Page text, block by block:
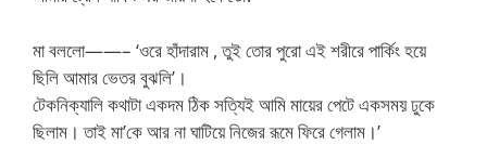
মা বললো——– ‘ওরে হাঁদারাম , তুই তোর পুরো এই শরীরে পার্কিং হয়ে
ছিলি আমার ভেতর বুঝলি’।
টেকনিক্যালি কথাটা একদম ঠিক সত্যিই আমি মায়ের পেটে একসময় ঢুকে
ছিলাম। তাই মা’কে আর না ঘাটিয়ে নিজের রূমে ফিরে গেলাম।’